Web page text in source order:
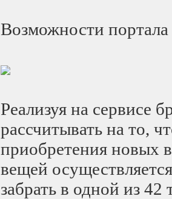
Возможности портала
Реализуя на сервисе
рассчитывать на то,
приобретения новых
вещей
забрать в одной из